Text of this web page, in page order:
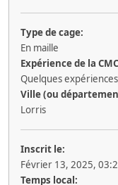
Type de cage:
En maille
Expérience de la
Quelques expériences
Ville (ou
Lorris
Inscrit le:
Février 13, 2025,
Temps local: